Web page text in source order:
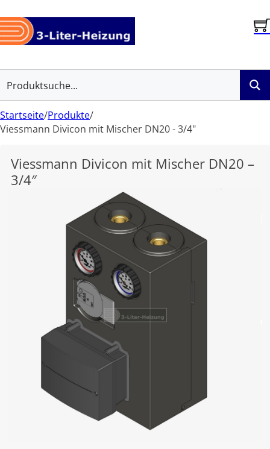
Startseite/Produkte/
Viessmann Divicon mit Mischer DN20 - 3/4"
Viessmann Divicon mit Mischer DN20 –
3/4″